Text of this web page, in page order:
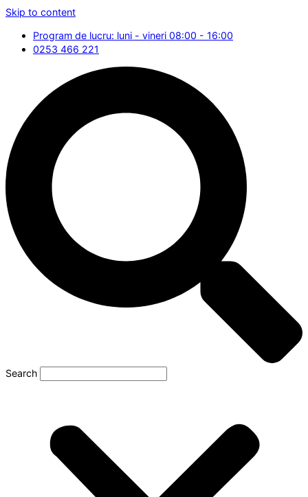
Skip to content
Program de lucru: luni - vineri 08:00 - 16:00
0253 466 221
Search